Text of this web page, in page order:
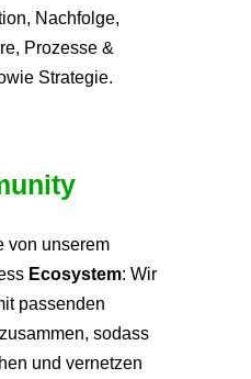
Nachfolge,
Prozesse &
Strategie.
von unserem
Ecosystem: Wir
passenden
sodass
und vernetzen